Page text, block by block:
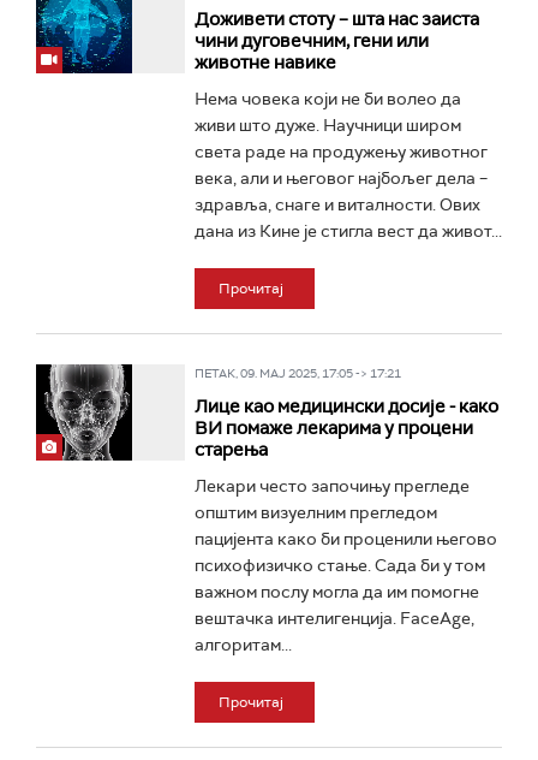
Доживети стоту – шта нас заиста
чини дуговечним, гени или
животне навике
Нема човека који не би волео да
живи што дуже. Научници широм
света раде на продужењу животног
века, али и његовог најбољег дела –
здравља, снаге и виталности. Ових
дана из Кине је стигла вест да живот...
Прочитај
ПЕТАК, 09. МАЈ 2025, 17:05 -> 17:21
Лице као медицински досије - како
ВИ помаже лекарима у процени
старења
Лекари често започињу прегледе
општим визуелним прегледом
пацијента како би проценили његово
психофизичко стање. Сада би у том
важном послу могла да им помогне
вештачка интелигенција. FaceAge,
алгоритам...
Прочитај